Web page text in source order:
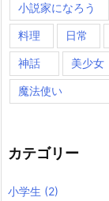
小説家になろう
料理 日常
神話 美少女
魔法使い
カテゴリー
小学生 (2)